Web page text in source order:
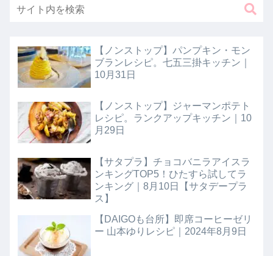
【ノンストップ】パンプキン・モン
ブランレシピ。七五三掛キッチン｜
10月31日
【ノンストップ】ジャーマンポテト
レシピ。ランクアップキッチン｜10
月29日
【サタプラ】チョコバニラアイスラ
ンキングTOP5！ひたすら試してラ
ンキング｜8月10日【サタデープラ
ス】
【DAIGOも台所】即席コーヒーゼリ
ー 山本ゆりレシピ｜2024年8月9日